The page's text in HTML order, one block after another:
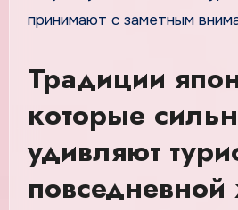
принимают с заметным
Традиции
которые
удивляют